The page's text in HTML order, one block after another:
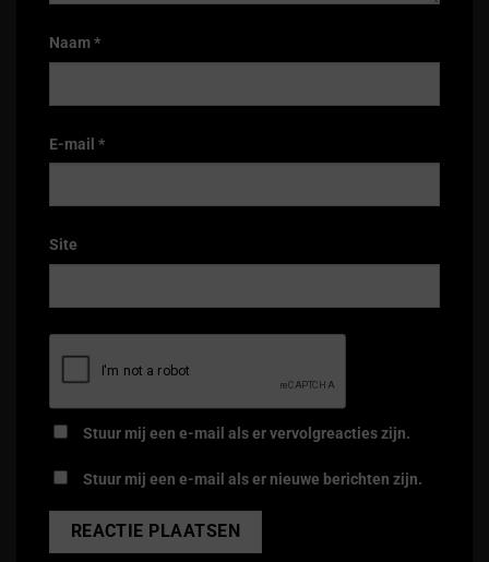
Naam*
E-mail *
Site
Stuur mij een e-mail als er vervolgreacties zijn.
Stuur mij een e-mail als er nieuwe berichten zijn.